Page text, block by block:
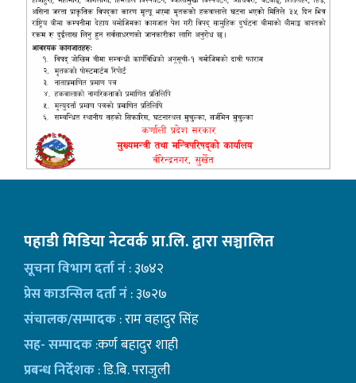
पहाडी मिडिया नेटवर्क प्रा.लि. द्वारा सञ्चालित
सूचना विभाग दर्ता नं: ३७४२
प्रेस काउन्सिल दर्ता नं: ३७२७
संचालक/सम्पादक: राम वहादुर सिंह
सह- सम्पादक:कर्ण बहादुर शाही
प्रबन्ध निर्देशक: डि.बि. पराजुली